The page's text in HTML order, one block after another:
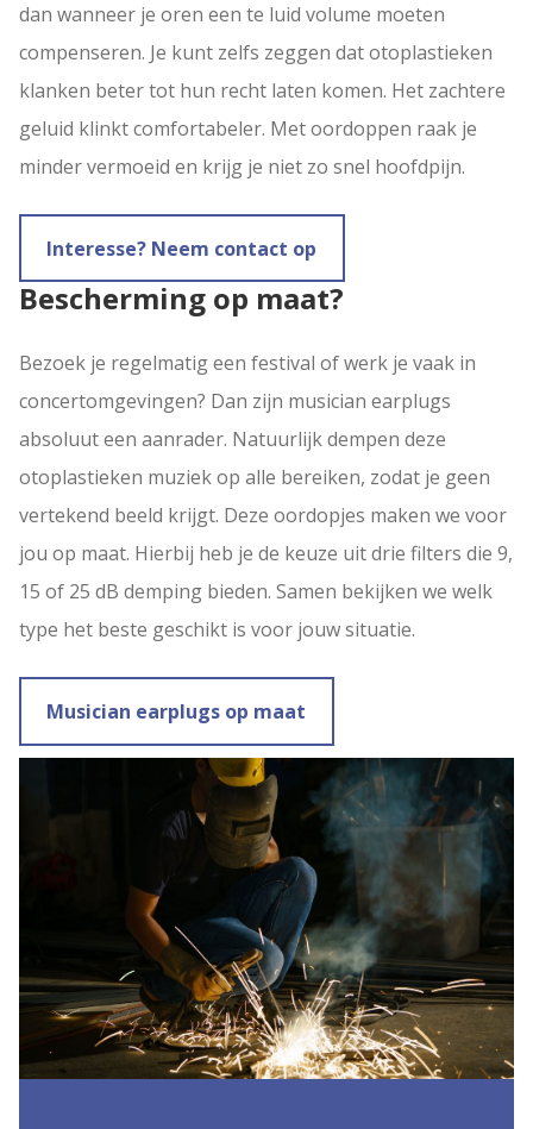
dan wanneer je oren een te luid volume moeten
compenseren. Je kunt zelfs zeggen dat otoplastieken
klanken beter tot hun recht laten komen. Het zachtere
geluid klinkt comfortabeler. Met oordoppen raak je
minder vermoeid en krijg je niet zo snel hoofdpijn.
Interesse? Neem contact op
Bescherming op maat?
Bezoek je regelmatig een festival of werk je vaak in
concertomgevingen? Dan zijn musician earplugs
absoluut een aanrader. Natuurlijk dempen deze
otoplastieken muziek op alle bereiken, zodat je geen
vertekend beeld krijgt. Deze oordopjes maken we voor
jou op maat. Hierbij heb je de keuze uit drie filters die 9,
15 of 25 dB demping bieden. Samen bekijken we welk
type het beste geschikt is voor jouw situatie.
Musician earplugs op maat